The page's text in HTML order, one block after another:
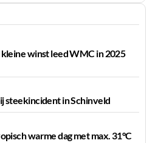
winst leed WMC in 2025
steekincident in Schinveld
warme dag met max. 31°C